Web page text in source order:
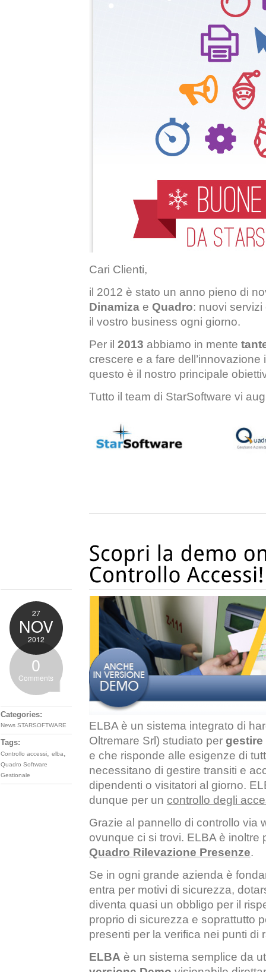
Cari Clienti,
il 2012 è stato un anno pieno di
Dinamiza e Quadro: nuovi
il vostro business ogni giorno.
Per il 2013 abbiamo in mente
crescere e a fare
questo è il nostro principale
Tutto il team di StarSoftware vi
27
NOV
2012
0
Comments
Categories:
News STARSOFTWARE
Tags:
Controllo accessi elba
Quadro Software
Gestionale
ELBA è un sistema integrato di
Oltremare Srl) studiato per gestire
e che risponde alle esigenze di
necessitano di gestire transiti e
dipendenti o visitatori al giorno.
dunque per un controllo degli
Grazie al pannello di controllo via
ovunque ci si trovi. ELBA è inoltre
Quadro Rilevazione Presenze.
Se in ogni grande azienda è
entra per motivi di sicurezza,
diventa quasi un obbligo per il
proprio di sicurezza e soprattutto
presenti per la verifica nei punti di
ELBA è un sistema semplice da